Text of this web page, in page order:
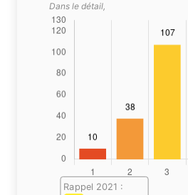
Dans le détail,
Rappel 2021 :